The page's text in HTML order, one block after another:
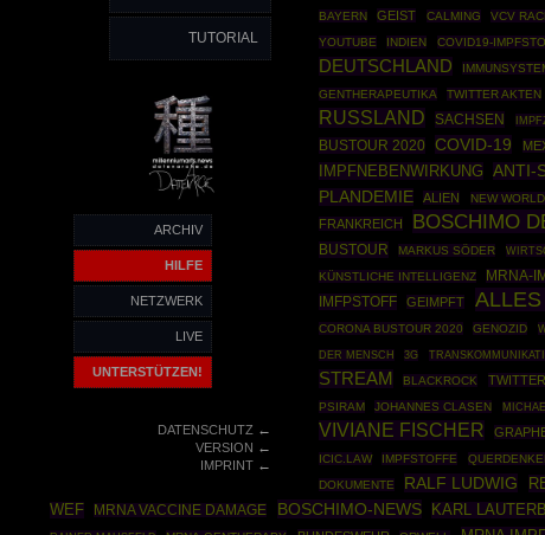
TUTORIAL
ARCHIV
HILFE
NETZWERK
LIVE
UNTERSTÜTZEN!
DATENSCHUTZ←
VERSION ←
IMPRINT←
BAYERN GEIST CALMING VCV
YOUTUBE
INDIEN COVID19-
DEUTSCHLAND
GENTHERAPEUTIKA
TWITTER AKTEN
RUSSLAND SACHSEN
BUSTOUR 2020 COVID-19
IMPFNEBENWIRKUNG ANTI-
PLANDEMIE
ALIEN NEW
FRANKREICH BOSCHIMO
BUSTOUR
MARKUS SÖDER
KÜNSTLICHE INTELLIGENZ MRNA-
IMFPSTOFF
GEIMPFT
CORONA BUSTOUR 2020 GENOZID
DER MENSCH 3G
STREAM
BLACKROCK TWITTER
PSIRAM JOHANNES CLASEN
VIVIANE FISCHER
ICIC.LAW
IMPFSTOFFE
DOKUMENTE
RALF LUDWIG
WEF MRNA VACCINE DAMAGE BOSCHIMO-NEWS KARL